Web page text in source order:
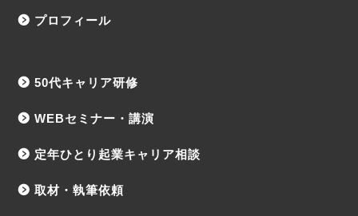
プロフィール
50代キャリア研修
WEBセミナー・講演
定年ひとり起業キャリア相談
取材・執筆依頼